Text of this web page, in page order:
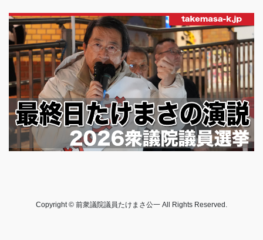
Copyright © 前衆議院議員たけまさ公一 All Rights Reserved.